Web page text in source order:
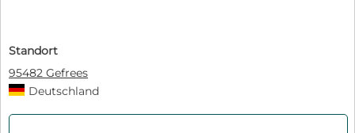
Standort
95482 Gefrees
Deutschland